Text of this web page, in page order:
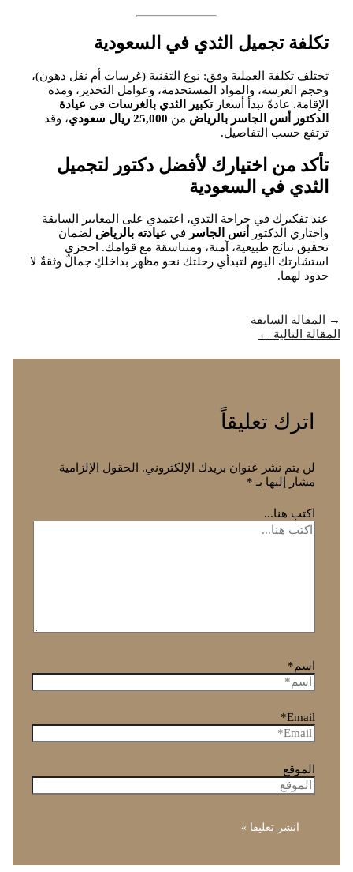
تكلفة تجميل الثدي في السعودية
تختلف تكلفة العملية وفق: نوع التقنية (غرسات أم نقل دهون)،
وحجم الغرسة، والمواد المستخدمة، وعوامل التخدير، ومدة
الإقامة. عادةً تبدأ أسعارتكبير الثدي بالغرسات في عيادة
الدكتور أنس الجاسر بالرياض من 25,000 ريال سعودي
، وقد
ترتفع حسب التفاصيل.
تأكد من اختيارك لأفضل دكتور لتجميل
الثدي في السعودية
عند تفكيرك في جراحة الثدي، اعتمدي على المعايير السابقة
واختاري الدكتور
أنس الجاسر في عيادته بالرياض لضمان
تحقيق نتائج طبيعية، آمنة، ومتناسقة مع قوامك. احجزي
استشارتك اليوم لتبدأي رحلتك نحو مظهر بداخلكِ جمالٌ وثقةٌ لا
حدود لهما.
→
المقالة السابقة
المقالة التالية ←
اترك تعليقاً
لن يتم نشر عنوان بريدك الإلكتروني.
الحقول الإلزامية
مشار إليها بـ *
اكتب هنا...
اسم*
Email*
الموقع